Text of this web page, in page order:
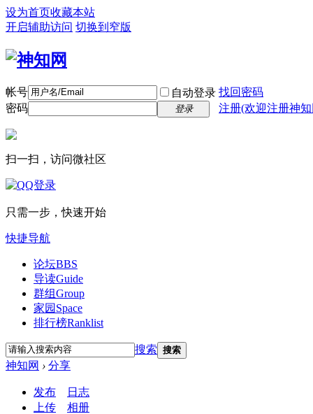
设为首页收藏本站
开启辅助访问 切换到窄版
帐号 自动登录 找回密码
密码
登录 注册(欢迎注册神
扫一扫，访问微社区
只需一步，快速开始
快捷导航
论坛BBS
导读Guide
群组Group
家园 Space
排行榜Ranklist
搜索 搜索
神知网 › 分享
发布
日志
上传
相册